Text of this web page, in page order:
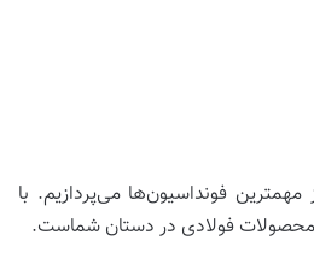
فونداسیون‌ها می‌پردازیم. با
محصولات فولادی در دستان شماست.